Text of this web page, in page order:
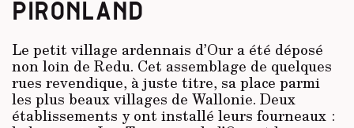
PIRONLAND
Le petit village ardennais d’Our a été déposé
non loin de Redu. Cet assemblage de quelques
rues revendique, à juste titre, sa place parmi
les plus beaux villages de Wallonie. Deux
établissements y ont installé leurs fourneaux :